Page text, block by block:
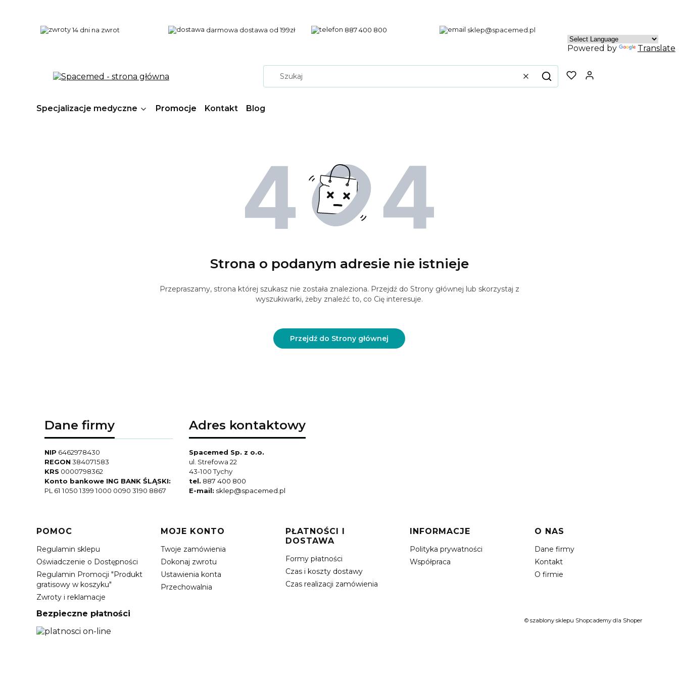
14 dni na zwrot darmowa dostawa od 199zł 887 400 800 sklep@spacemed.pl
Powered by Translate
WyczyśćSzukaj
Specjalizacje medyczne Promocje Kontakt Blog
Strona o podanym adresie nie istnieje
Przepraszamy, strona której szukasz nie została znaleziona. Przejdź do Strony głównej lub skorzystaj z
wyszukiwarki, żeby znaleźć to, co Cię interesuje.
Przejdź do Strony głównej
Dane firmy
NIP 6462978430
REGON384071583
KRS 0000798362
Konto bankowe ING BANK ŚLĄSKI:
PL 61 1050 1399 1000 0090 3190 8867
Adres kontaktowy
Spacemed Sp. z o.o.
ul. Strefowa 22
43-100 Tychy
tel. 887 400 800
E-mail: sklep@spacemed.pl
Linki w stopce
POMOC
Regulamin sklepu
Oświadczenie o Dostępności
Regulamin Promocji "Produkt
gratisowy w koszyku"
Zwroty i reklamacje
MOJE KONTO
Twoje zamówienia
Dokonaj zwrotu
Ustawienia konta
Przechowalnia
PŁATNOŚCI I
DOSTAWA
Formy płatności
Czas i koszty dostawy
Czas realizacji zamówienia
INFORMACJE
Polityka prywatności
Współpraca
O NAS
Dane firmy
Kontakt
O firmie
Bezpieczne płatności
© szablony sklepu Shopcademy dla Shoper